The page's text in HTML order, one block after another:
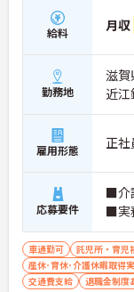
給料 月収
勤務地
滋賀
近
雇用形態 正
応募要件
■介
■実
車通勤可 託児所・育児
産休･育休･介護休暇取得
交通費支給
退職金制度